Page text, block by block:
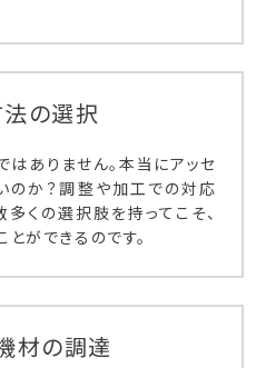
の選択
ありません。本当にアッセ
のか？調整や加工での対応
くの選択肢を持ってこそ、
ができるのです。
材の調達